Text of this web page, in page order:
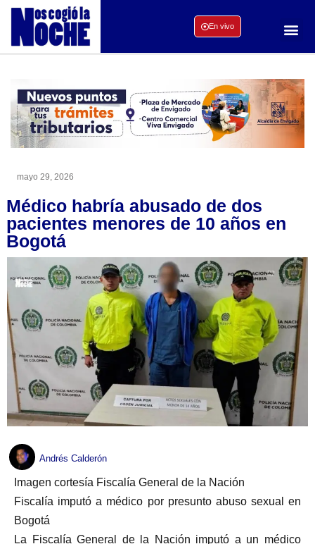
En vivo
mayo 29, 2026
Médico habría abusado de dos
pacientes menores de 10 años en
Bogotá
Andrés Calderón
Imagen cortesía Fiscalía General de la Nación
Fiscalía imputó a médico por presunto abuso sexual en
Bogotá
La Fiscalía General de la Nación imputó a un médico